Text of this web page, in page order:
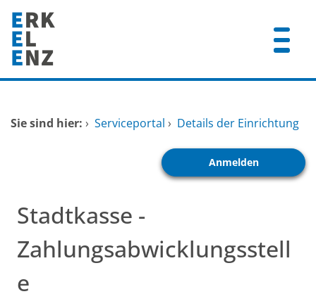
Zum Hauptinhalt springen
Dienstleistungen A-Z
Sie sind hier: › Serviceportal › Details der Einrichtung
Anmelden
Stadtkasse -
Zahlungsabwicklungsstell
e